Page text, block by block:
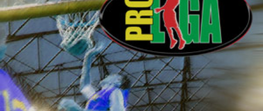
PROJETOS
LIGA BETCLIC MASCULINA
LIGA BETCLIC FEMININA